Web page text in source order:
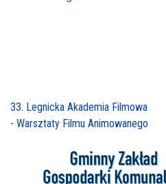
33. Legnicka Akademia Filmowa
- Warsztaty Filmu Animowanego